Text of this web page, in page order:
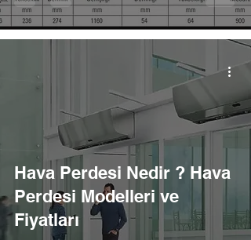
Hava Perdesi Nedir ? Hava
Perdesi Modelleri ve
Fiyatları